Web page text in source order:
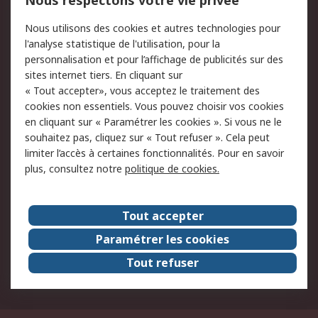
Retours
Support technique
Track & trace
Legal
Politique de cookies
Sécurité des e-mails
Politique de protection
des données - Mise à
jour
Conditions générales
de vente
A propos de RS
Le groupe RS Group
A propos de RS
RS dans le monde
Travaillez chez RS
ESG
Nous utilisons des cookies et autres technologies pour
l'analyse statistique de l'utilisation, pour la
personnalisation et pour l’affichage de publicités sur des
sites internet tiers. En cliquant sur
« Tout accepter», vous acceptez le traitement des
cookies non essentiels. Vous pouvez choisir vos cookies
en cliquant sur « Paramétrer les cookies ». Si vous ne le
souhaitez pas, cliquez sur « Tout refuser ». Cela peut
limiter l’accès à certaines fonctionnalités. Pour en savoir
plus, consultez notre politique de cookies.
Tout accepter
Paramétrer les cookies
Tout refuser